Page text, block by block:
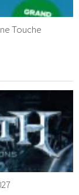
Touche